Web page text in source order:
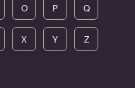
O P Q
X Y Z